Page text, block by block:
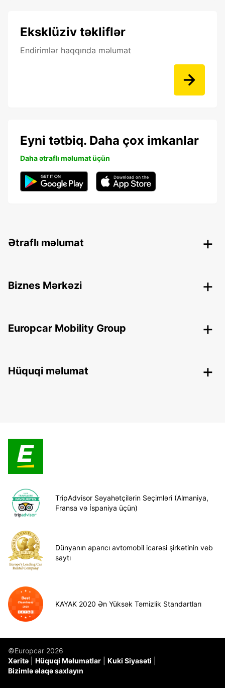
Eksklüziv təkliflər
Endirimlər haqqında məlumat
Eyni tətbiq. Daha çox imkanlar
Daha ətraflı məlumat üçün
Ətraflı məlumat
Biznes Mərkəzi
Europcar Mobility Group
Hüquqi məlumat
TripAdvisor Səyahətçilərin Seçimləri (Almaniya,
Fransa və İspaniya üçün)
Dünyanın aparıcı avtomobil icarəsi şirkətinin veb
saytı
KAYAK 2020 Ən Yüksək Təmizlik Standartları
©Europcar 2026
Xəritə
Hüquqi Məlumatlar
Kuki Siyasəti
Bizimlə əlaqə saxlayın